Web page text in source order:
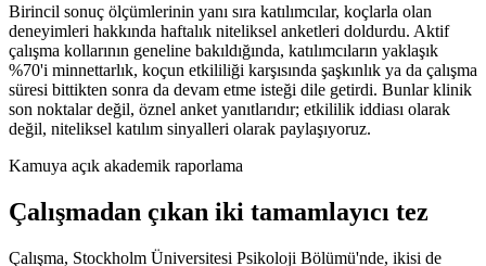
Birincil sonuç ölçümlerinin yanı sıra katılımcılar, koçlarla olan
deneyimleri hakkında haftalık niteliksel anketleri doldurdu. Aktif
çalışma kollarının geneline bakıldığında, katılımcıların yaklaşık
%70'i minnettarlık, koçun etkililiği karşısında şaşkınlık ya da çalışma
süresi bittikten sonra da devam etme isteği dile getirdi. Bunlar klinik
son noktalar değil, öznel anket yanıtlarıdır; etkililik iddiası olarak
değil, niteliksel katılım sinyalleri olarak paylaşıyoruz.
Kamuya açık akademik raporlama
Çalışmadan çıkan iki tamamlayıcı tez
Çalışma, Stockholm Üniversitesi Psikoloji Bölümü'nde, ikisi de